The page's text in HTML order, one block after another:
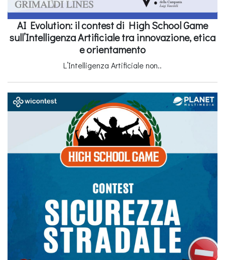
AI Evolution: il contest di High School Game
sull’Intelligenza Artificiale tra innovazione, etica
e orientamento
L’Intelligenza Artificiale non..